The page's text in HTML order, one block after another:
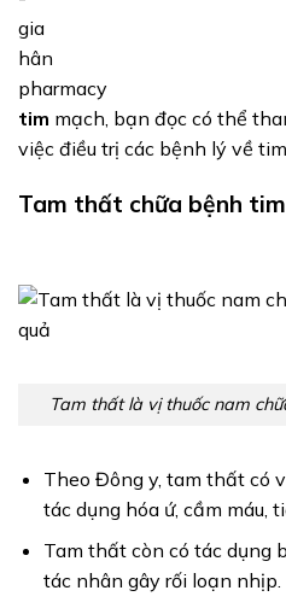
tim mạch, bạn đọc có thể
việc điều trị các bệnh lý về
Tam thất chữa bệnh tim
Tam thất là vị thuốc nam
Theo Đông y, tam thất có
tác dụng hóa ứ, cầm máu,
Tam thất còn có tác dụng
tác nhân gây rối loạn nhịp.